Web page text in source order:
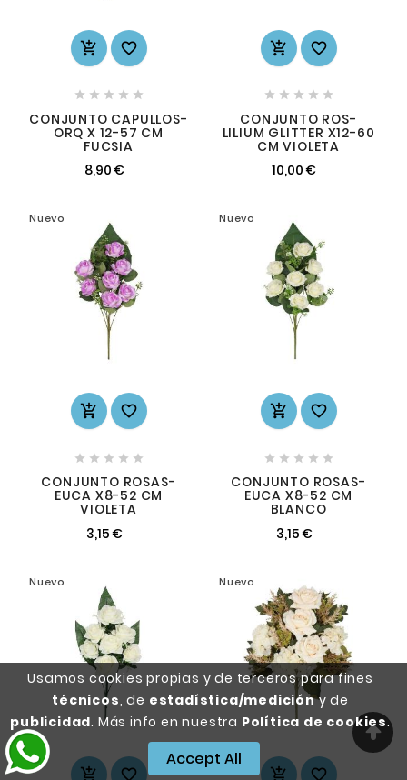
Usamos cookies propias y de terceros para fines
técnicos, de estadística/medicióny de
publicidad. Más info en nuestra Política de cookies.
Accept All
 
    
CONJUNTO CAPULLOS-
ORQ X 12-57 CM
FUCSIA
8,90 €
 
    
CONJUNTO ROS-
LILIUM GLITTER X12-60
CM VIOLETA
10,00 €
Nuevo
 
    
CONJUNTO ROSAS-
EUCA X8-52 CM
VIOLETA
3,15 €
Nuevo
 
    
CONJUNTO ROSAS-
EUCA X8-52 CM
BLANCO
3,15 €
Nuevo
 
Nuevo
 